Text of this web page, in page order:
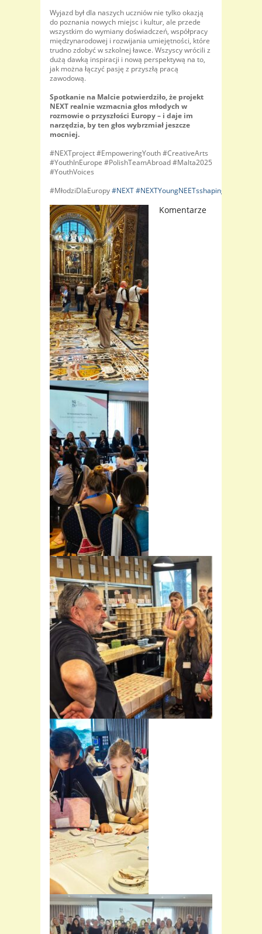
Wyjazd był dla naszych uczniów nie tylko okazją
do poznania nowych miejsc i kultur, ale przede
wszystkim do wymiany doświadczeń, współpracy
międzynarodowej i rozwijania umiejętności, które
trudno zdobyć w szkolnej ławce. Wszyscy wrócili z
dużą dawką inspiracji i nową perspektywą na to,
jak można łączyć pasję z przyszłą pracą
zawodową.
Spotkanie na Malcie potwierdziło, że projekt
NEXT realnie wzmacnia głos młodych w
rozmowie o przyszłości Europy – i daje im
narzędzia, by ten głos wybrzmiał jeszcze
mocniej.
#NEXTproject #EmpoweringYouth #CreativeArts
#YouthInEurope #PolishTeamAbroad #Malta2025
#YouthVoices
#MłodziDlaEuropy#NEXT
Komentarze